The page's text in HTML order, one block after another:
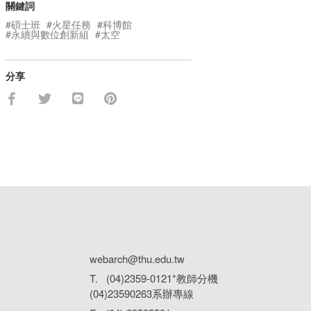
關鍵詞
#碩士班 #火星任務 #科博館
#永續與數位創新組 #太空
分享
webarch@thu.edu.tw
T. (04)2359-0121*教師分機
(04)23590263系辦專線